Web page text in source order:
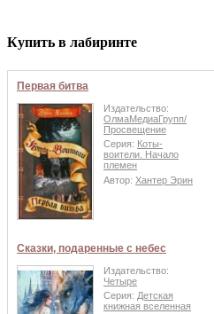
Купить в лабиринте
Первая битва
Издательство:
ОлмаМедиаГрупп/
Просвещение
Серия: Коты-
воители. Начало
племен
Автор: Хантер Эрин
Сказки, подаренные с небес
Издательство:
Четыре
Серия: Детская
книжная вселенная